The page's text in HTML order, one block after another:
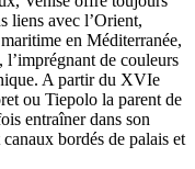
liens avec l’Orient,
en Méditerranée,
l’imprégnant de couleurs
A partir du XVIe
ou Tiepolo la parent de
entraîner dans son
bordés de palais et